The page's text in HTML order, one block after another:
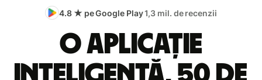
4.8 ★ pe Google Play1,3 mil. de recenzii
O aplicație